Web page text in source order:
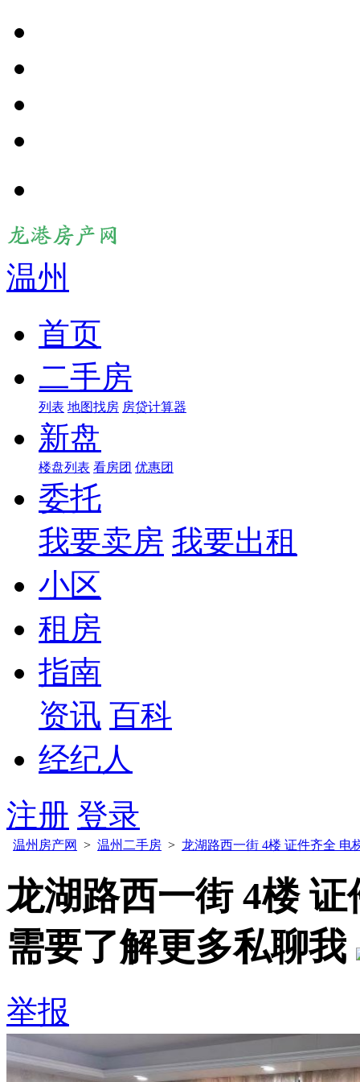
温州
首页
二手房
列表 地图找房 房贷计算器
新盘
楼盘列表 看房团 优惠团
委托
我要卖房 我要出租
小区
租房
指南
资讯 百科
经纪人
注册 登录
温州房产网 > 温州二手房 > 龙湖路西一街 4楼 证件齐全 电
龙湖路西一街 4楼
需要了解更多私聊我
举报